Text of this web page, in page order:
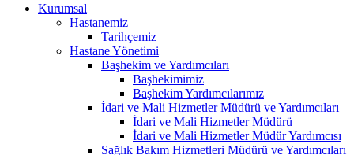
Kurumsal
Hastanemiz
Tarihçemiz
Hastane Yönetimi
Başhekim ve Yardımcıları
Başhekimimiz
Başhekim Yardımcılarımız
İdari ve Mali Hizmetler Müdürü ve Yardımcıları
İdari ve Mali Hizmetler Müdürü
İdari ve Mali Hizmetler Müdür Yardımcısı
Sağlık Bakım Hizmetleri Müdürü ve Yardımcıları